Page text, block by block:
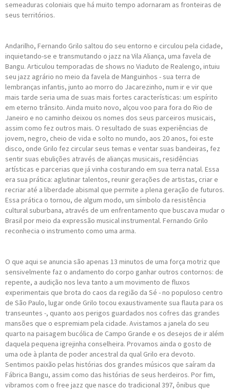
semeaduras coloniais que há muito tempo adornaram as fronteiras de
seus territórios.
Andarilho, Fernando Grilo saltou do seu entorno e circulou pela cidade,
inquietando-se e transmutando o jazz na Vila Aliança, uma favela de
Bangu. Articulou temporadas de shows no Viaduto de Realengo, intuiu
seu jazz agrário no meio da favela de Manguinhos - sua terra de
lembranças infantis, junto ao morro do Jacarezinho, num ir e vir que
mais tarde seria uma de suas mais fortes características: um espírito
em eterno trânsito. Ainda muito novo, alçou voo para fora do Rio de
Janeiro e no caminho deixou os nomes dos seus parceiros musicais,
assim como fez outros mais. O resultado de suas experiências de
jovem, negro, cheio de vida e solto no mundo, aos 20 anos, foi este
disco, onde Grilo fez circular seus temas e ventar suas bandeiras, fez
sentir suas ebulições através de alianças musicais, residências
artísticas e parcerias que já vinha costurando em sua terra natal. Essa
era sua prática: aglutinar talentos, reunir gerações de artistas, criar e
recriar até a liberdade abismal que permite a plena geração de futuros.
Essa prática o tornou, de algum modo, um símbolo da resistência
cultural suburbana, através de um enfrentamento que buscava mudar o
Brasil por meio da expressão musical instrumental. Fernando Grilo
reconhecia o instrumento como uma arma.
O que aqui se anuncia são apenas 13 minutos de uma força motriz que
sensivelmente faz o andamento do corpo ganhar outros contornos: de
repente, a audição nos leva tanto a um movimento de fluxos
experimentais que brota do caos da região da Sé - no populoso centro
de São Paulo, lugar onde Grilo tocou exaustivamente sua flauta para os
transeuntes -, quanto aos perigos guardados nos cofres das grandes
mansões que o espremiam pela cidade. Avistamos a janela do seu
quarto na paisagem bucólica de Campo Grande e os desejos de ir além
daquela pequena igrejinha conselheira. Provamos ainda o gosto de
uma ode à planta de poder ancestral da qual Grilo era devoto.
Sentimos paixão pelas histórias dos grandes músicos que saíram da
Fábrica Bangu, assim como das histórias de seus herdeiros. Por fim,
vibramos com o free jazz que nasce do tradicional 397, ônibus que